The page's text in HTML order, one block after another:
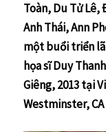
Toàn, Du Tử Lê,
Anh Thái, Ann
một buổi triển
họa sĩ Duy
Giêng, 2013 tại
Westminster, CA